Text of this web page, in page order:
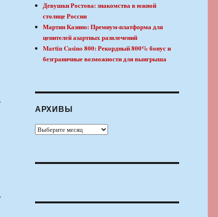
Девушки Ростова: знакомства в южной
столице России
Мартин Казино: Премиум-платформа для
ценителей азартных развлечений
Martin Casino 800: Рекордный 800% бонус и
безграничные возможности для выигрыша
АРХИВЫ
Архивы